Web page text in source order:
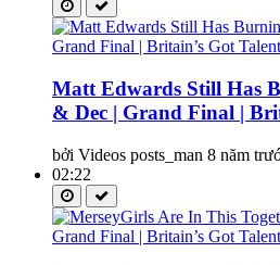
Matt Edwards Still Has
& Dec | Grand Final |
bởi Videos posts_man 8 năm
02:22